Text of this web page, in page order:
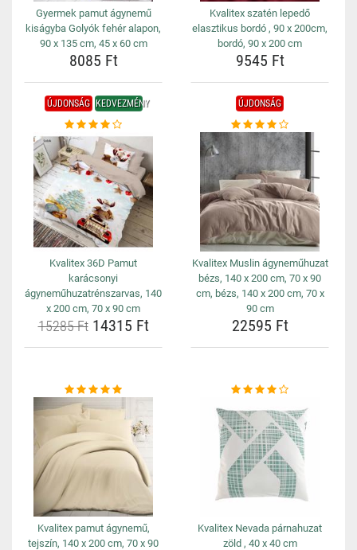
Gyermek pamut ágynemű
kiságyba Golyók fehér alapon,
90 x 135 cm, 45 x 60 cm
8085 Ft
Kvalitex szatén lepedő
elasztikus bordó , 90 x 200cm,
bordó, 90 x 200 cm
9545 Ft
ÚJDONSÁG KEDVEZMÉNY
Kvalitex 36D Pamut
karácsonyi
ágyneműhuzatrénszarvas, 140
x 200 cm, 70 x 90 cm
15285 Ft14315 Ft
ÚJDONSÁG
Kvalitex Muslin ágyneműhuzat
bézs, 140 x 200 cm, 70 x 90
cm, bézs, 140 x 200 cm, 70 x
90 cm
22595 Ft
Kvalitex pamut ágynemű,
tejszín, 140 x 200 cm, 70 x 90
Kvalitex Nevada párnahuzat
zöld , 40 x 40 cm